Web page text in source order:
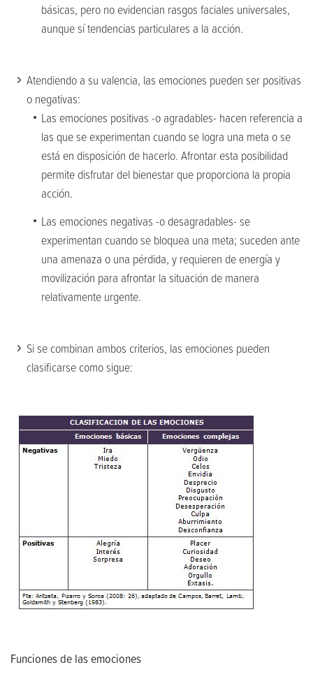
básicas, pero no evidencian rasgos faciales universales,
aunque sí tendencias particulares a la acción.
Atendiendo a su valencia, las emociones pueden ser positivas
o negativas:
Las emociones positivas -o agradables- hacen referencia a
las que se experimentan cuando se logra una meta o se
está en disposición de hacerlo. Afrontar esta posibilidad
permite disfrutar del bienestar que proporciona la propia
acción.
Las emociones negativas -o desagradables- se
experimentan cuando se bloquea una meta; suceden ante
una amenaza o una pérdida, y requieren de energía y
movilización para afrontar la situación de manera
relativamente urgente.
Si se combinan ambos criterios, las emociones pueden
clasificarse como sigue:
Funciones de las emociones